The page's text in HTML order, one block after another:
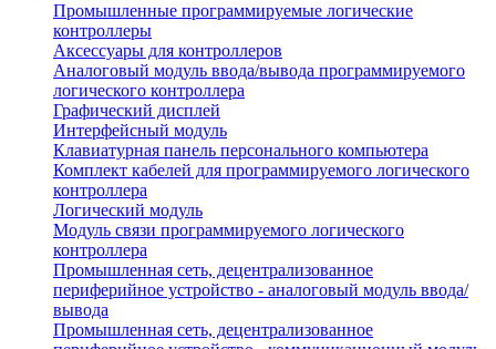
Промышленные программируемые логические
контроллеры
Аксессуары для контроллеров
Аналоговый модуль ввода/вывода программируемого
логического контроллера
Графический дисплей
Интерфейсный модуль
Клавиатурная панель персонального компьютера
Комплект кабелей для программируемого логического
контроллера
Логический модуль
Модуль связи программируемого логического
контроллера
Промышленная сеть, децентрализованное
периферийное устройство - аналоговый модуль ввода/
вывода
Промышленная сеть, децентрализованное